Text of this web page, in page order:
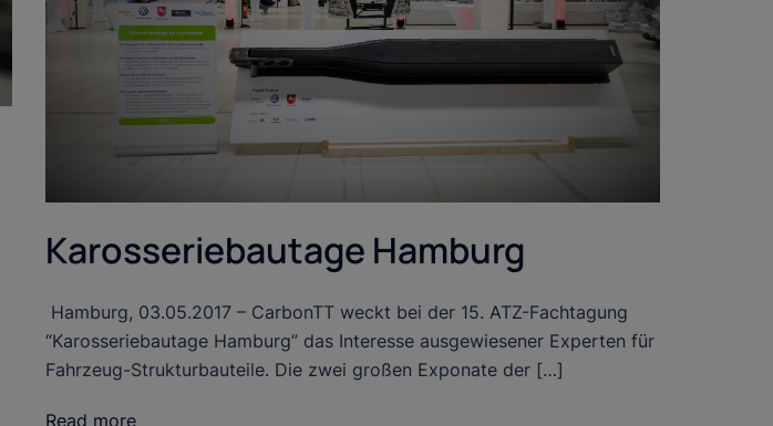
Karosseriebautage Hamburg
Hamburg, 03.05.2017 – CarbonTT weckt bei der 15. ATZ-Fachtagung
“Karosseriebautage Hamburg” das Interesse ausgewiesener Experten für
Fahrzeug-Strukturbauteile. Die zwei großen Exponate der […]
Read more